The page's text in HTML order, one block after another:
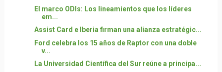
El marco ODIs: Los lineamientos que los líderes
em...
Assist Card e Iberia firman una alianza estratégic...
Ford celebra los 15 años de Raptor con una doble
v...
La Universidad Científica del Sur reúne a principa...